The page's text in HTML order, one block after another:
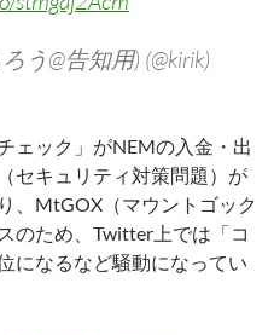
う@告知用) (@kirik)
ェック」がNEMの入金・出
セキュリティ対策問題）が
、MtGOX（マウントゴック
のため、Twitter上では「コ
になるなど騒動になってい